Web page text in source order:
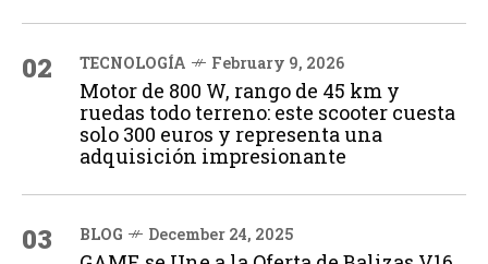
02 TECNOLOGÍA February 9, 2026
Motor de 800 W, rango de 45 km y
ruedas todo terreno: este scooter cuesta
solo 300 euros y representa una
adquisición impresionante
03 BLOG December 24, 2025